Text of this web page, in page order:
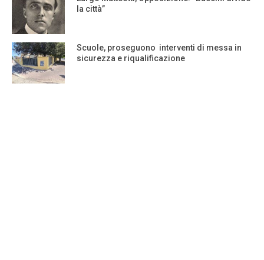
la città”
Scuole, proseguono interventi di messa in
sicurezza e riqualificazione